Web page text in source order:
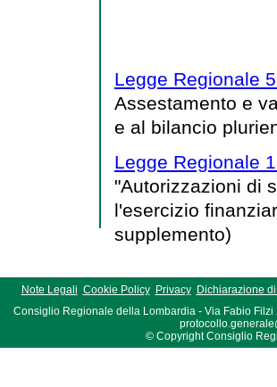
Legge Regionale
Assestamento e
e al bilancio
Legge Regionale
"Autorizzazioni di
l'esercizio
supplemento)
Note Legali Cookie Policy Privacy
Dichiarazione
Consiglio Regionale della Lombardia - Via Fabio Filzi
© Copyright Consiglio